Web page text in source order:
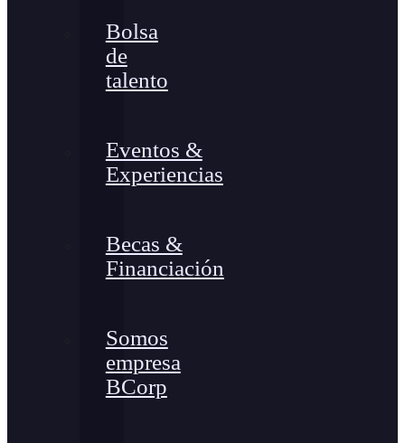
Bolsa
de
talento
Eventos &
Experiencias
Becas &
Financiación
Somos
empresa
BCorp